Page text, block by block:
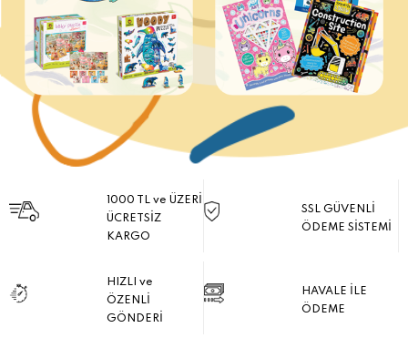
1000 TL ve ÜZERİ
ÜCRETSİZ
KARGO
SSL GÜVENLİ
ÖDEME SİSTEMİ
HIZLI ve
ÖZENLİ
GÖNDERİ
HAVALE İLE
ÖDEME